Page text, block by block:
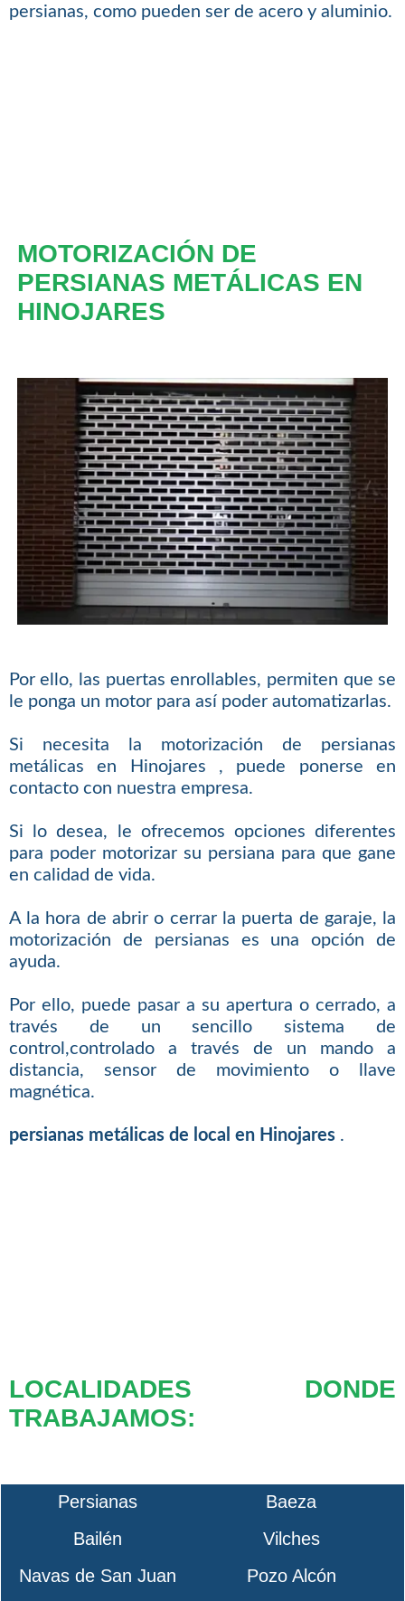
persianas, como pueden ser de acero y aluminio.
MOTORIZACIÓN DE
PERSIANAS METÁLICAS EN
HINOJARES
Por ello, las puertas enrollables, permiten que se
le ponga un motor para así poder automatizarlas.
Si necesita la motorización de persianas
metálicas en Hinojares , puede ponerse en
contacto con nuestra empresa.
Si lo desea, le ofrecemos opciones diferentes
para poder motorizar su persiana para que gane
en calidad de vida.
A la hora de abrir o cerrar la puerta de garaje, la
motorización de persianas es una opción de
ayuda.
Por ello, puede pasar a su apertura o cerrado, a
través de un sencillo sistema de
control,controlado a través de un mando a
distancia, sensor de movimiento o llave
magnética.
persianas metálicas de local en Hinojares .
LOCALIDADES DONDE
TRABAJAMOS:
Persianas
Baeza
Bailén
Vilches
Navas de San Juan
Pozo Alcón